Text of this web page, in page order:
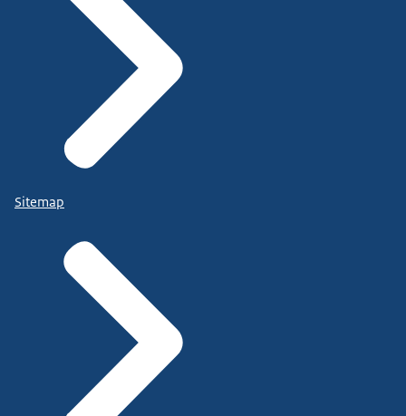
Sitemap